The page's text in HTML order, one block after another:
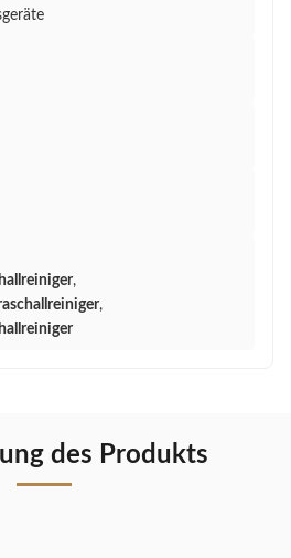
,
,
des Produkts